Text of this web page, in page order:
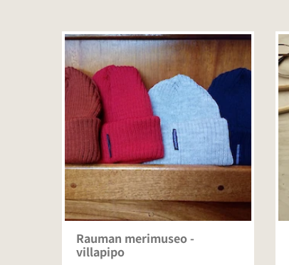
Rauman merimuseo -
villapipo